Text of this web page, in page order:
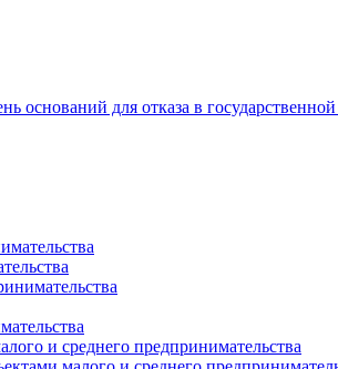
оснований для отказа в
и среднего предпринимательства